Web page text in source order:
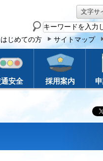
文字サ
サ
イ
ト
はじめての方
サイトマップ
安全 採用案内